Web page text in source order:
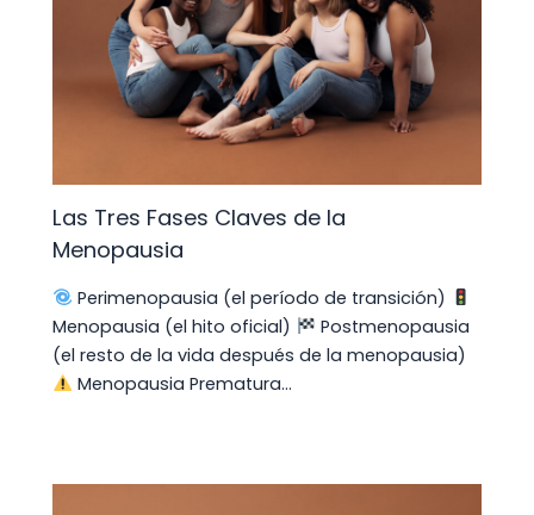
Las Tres Fases Claves de la
Menopausia
Perimenopausia (el período de transición)
Menopausia (el hito oficial)
Postmenopausia
(el resto de la vida después de la menopausia)
Menopausia Prematura…